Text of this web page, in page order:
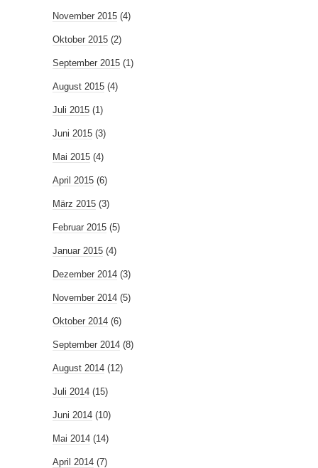
November 2015 (4)
Oktober 2015 (2)
September 2015 (1)
August 2015 (4)
Juli 2015 (1)
Juni 2015 (3)
Mai 2015 (4)
April 2015 (6)
März 2015 (3)
Februar 2015 (5)
Januar 2015 (4)
Dezember 2014 (3)
November 2014 (5)
Oktober 2014 (6)
September 2014 (8)
August 2014 (12)
Juli 2014 (15)
Juni 2014 (10)
Mai 2014 (14)
April 2014 (7)